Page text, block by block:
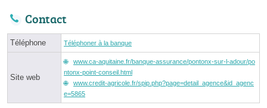
Contact
Téléphone Téléphoner à la banque
Site web
www.ca-aquitaine.fr/banque-assurance/pontonx-sur-l-adour/po
ntonx-point-conseil.html
www.credit-agricole.fr/spip.php?page=detail_agence&id_agenc
e=5865